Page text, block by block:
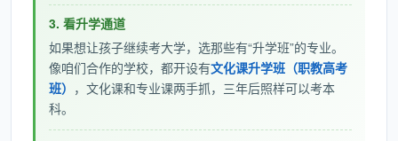
3. 看升学通道
如果想让孩子继续考大学，选那些有“升学班”的专业。
像咱们合作的学校，都开设有文化课升学班（职教高考
班） ，文化课和专业课两手抓，三年后照样可以考本
科。